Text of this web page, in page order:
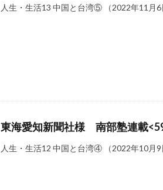
人生・生活13 中国と台湾⑤ （2022年11月6
東海愛知新聞社様 南部塾連載
人生・生活12 中国と台湾④ （2022年10月9